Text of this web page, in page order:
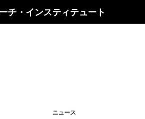
チ・インスティテュート
ニュース